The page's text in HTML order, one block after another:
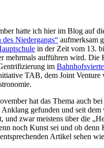
hatte ich hier im Blog auf
des Niedergangs“ aufmerksam
in der Zeit vom 13.
mehrmals aufführen wird. Die
im
TAB, dem Joint Venture
hat das Thema auch
Anklang gefunden und seit
und zwar meistens über die
noch Kunst sei und ob denn
Artikel sehen